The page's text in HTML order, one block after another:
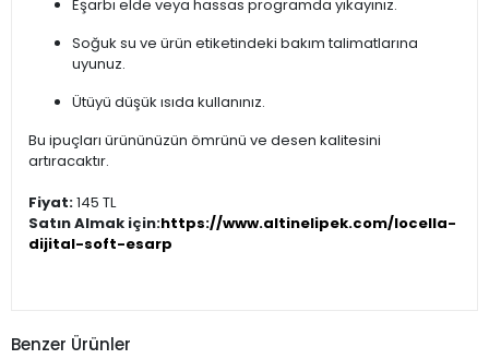
Eşarbı elde veya hassas programda yıkayınız.
Soğuk su ve ürün etiketindeki bakım talimatlarına
uyunuz.
Ütüyü düşük ısıda kullanınız.
Bu ipuçları ürününüzün ömrünü ve desen kalitesini
artıracaktır.
Fiyat:145 TL
Satın Almak için:https://www.altinelipek.com/locella-
dijital-soft-esarp
Benzer Ürünler